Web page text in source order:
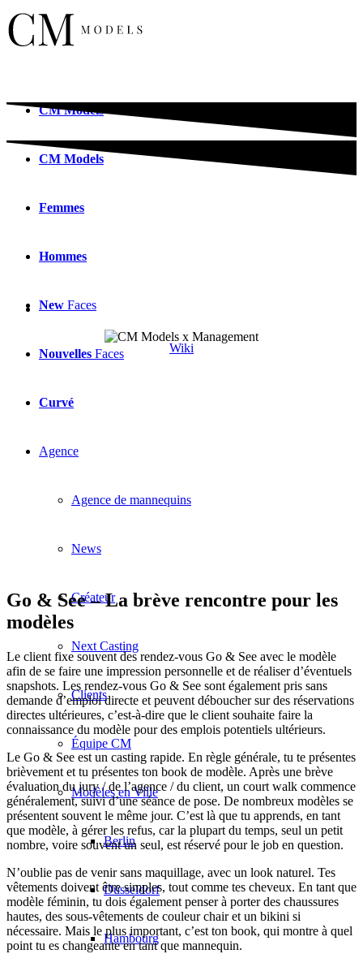
CMModels
CM Models
Femmes
Hommes
New Faces
Nouvelles Faces
Curvé
Agence
Agence de mannequins
News
Créateur
Next Casting
Clients
Équipe CM
Modèles en Ville
Berlin
Düsseldorf
Hambourg
Wiki
Go & See – La brève rencontre pour les
modèles
Le client fixe souvent des rendez-vous Go & See avec le modèle
afin de se faire une impression personnelle et de réaliser d’éventuels
snapshots. Les rendez-vous Go & See sont également pris sans
demande d’emploi directe et peuvent déboucher sur des réservations
directes ultérieures, c’est-à-dire que le client souhaite faire la
connaissance du modèle pour des emplois potentiels ultérieurs.
Le Go & See est un casting rapide. En règle générale, tu te présentes
brièvement et tu présentes ton book de modèle. Après une brève
évaluation du jury / de l’agence / du client, un court walk commence
généralement, suivi d’une séance de pose. De nombreux modèles se
présentent souvent le même jour. C’est là que tu apprends, en tant
que modèle, à gérer les refus, car la plupart du temps, seul un petit
nombre, voire souvent un seul, est réservé pour le job en question.
N’oublie pas de venir sans maquillage, avec un look naturel. Tes
vêtements doivent être simples, tout comme tes cheveux. En tant que
modèle féminin, tu dois également penser à porter des chaussures
hautes, des sous-vêtements de couleur chair et un bikini si
nécessaire. Mais le plus important, c’est ton book, qui montre à quel
point tu es changeante en tant que mannequin.